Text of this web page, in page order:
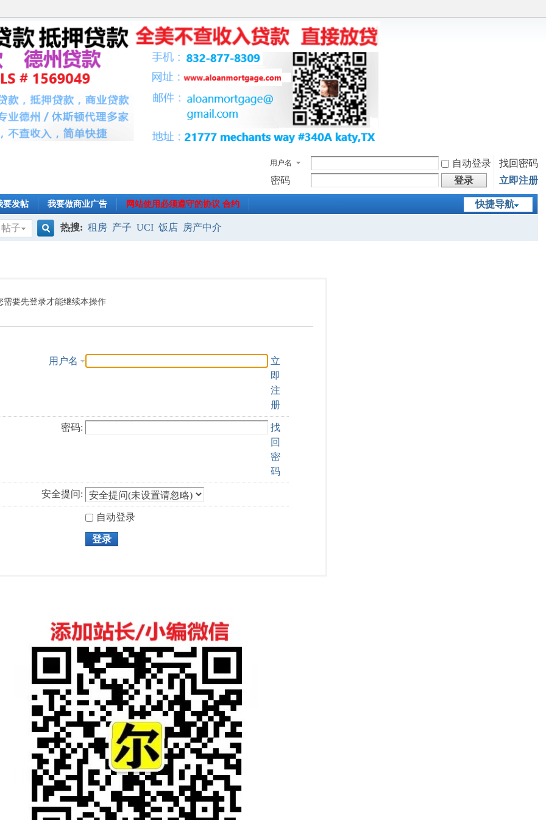
用户名 自动登录
找回密码
密码
登录 立即注册
快捷导航
要发帖 我要做商业广告 网站使用必须遵守的协议 合约
帖子
索
热搜: 租房 产子 UCI 饭店 房产中介
需要先登录才能继续本操作
用户名
立
即
注
册
密码:
找
回
密
码
安全提问:
自动登录
登录